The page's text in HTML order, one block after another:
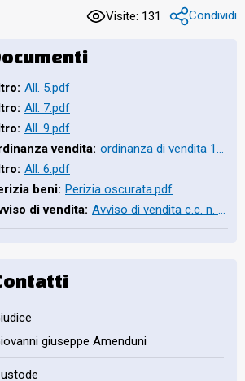
Visite: 131 Condividi
All. 5.pdf
All. 7.pdf
All. 9.pdf
vendita:
All. 6.pdf
beni: Perizia oscurata.pdf
di vendita:
giuseppe Amenduni